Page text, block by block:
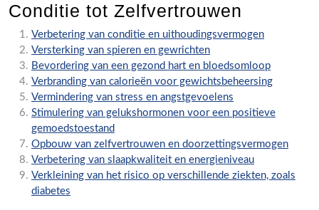
Conditie tot Zelfvertrouwen
Verbetering van conditie en uithoudingsvermogen
Versterking van spieren en gewrichten
Bevordering van een gezond hart en bloedsomloop
Verbranding van calorieën voor gewichtsbeheersing
Vermindering van stress en angstgevoelens
Stimulering van gelukshormonen voor een positieve
gemoedstoestand
Opbouw van zelfvertrouwen en doorzettingsvermogen
Verbetering van slaapkwaliteit en energieniveau
Verkleining van het risico op verschillende ziekten, zoals
diabetes